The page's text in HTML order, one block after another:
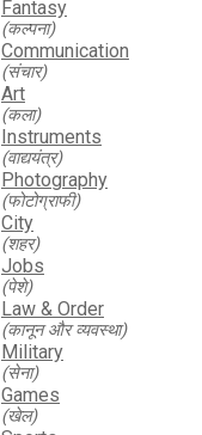
Fantasy
(कल्पना)
Communication
(संचार)
Art
(कला)
Instruments
(वाद्ययंत्र)
Photography
(फोटोग्राफी)
City
(शहर)
Jobs
(पेशे)
Law & Order
(कानून और व्यवस्था)
Military
(सेना)
Games
(खेल)